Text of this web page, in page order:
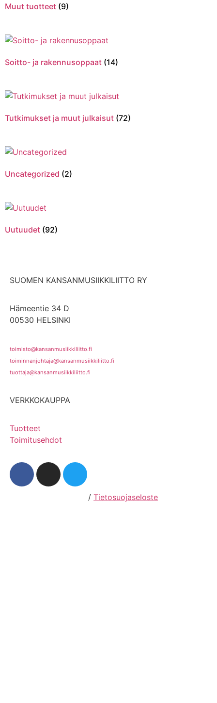
Muut tuotteet (9)
Soitto- ja rakennusoppaat (14)
Tutkimukset ja muut julkaisut (72)
Uncategorized (2)
Uutuudet (92)
SUOMEN KANSANMUSIIKKILIITTO RY
Hämeentie 34 D
00530 HELSINKI
toimisto@kansanmusiikkiliitto.fi
toiminnanjohtaja@kansanmusiikkiliitto.fi
tuottaja@kansanmusiikkiliitto.fi
VERKKOKAUPPA
Tuotteet
Toimitusehdot
/ Tietosuojaseloste